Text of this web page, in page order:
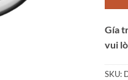
Gía
vui
SKU: